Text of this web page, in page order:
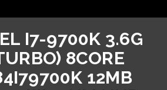
I7-9700K 3.6G
8CORE
12MB